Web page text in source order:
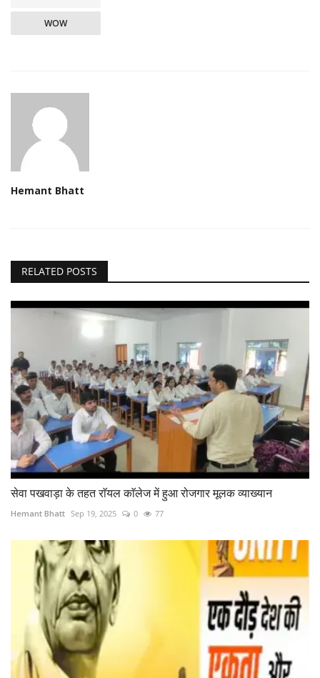
WOW
Hemant Bhatt
RELATED POSTS
सेवा पखवाड़ा के तहत राॅयल काॅलेज में हुआ रोजगार मूलक व्याख्यान
Hemant Bhatt Sep 19, 2025 0 77